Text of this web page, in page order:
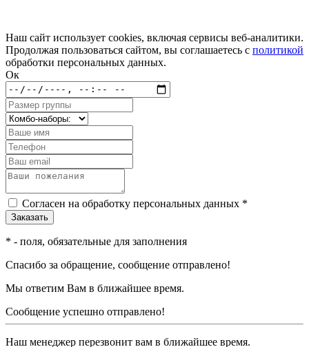
Наш сайт использует cookies, включая сервисы веб-аналитики.
Продолжая пользоваться сайтом, вы соглашаетесь с политикой
обработки персональных данных.
Ок
Согласен на обработку персональных данных *
* - поля, обязательные для заполнения
Спасибо за обращение, сообщение отправлено!
Мы ответим Вам в ближайшее время.
Сообщение успешно отправлено!
Наш менеджер перезвонит вам в ближайшее время.